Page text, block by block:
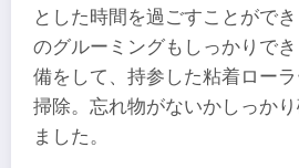
とした時間を過ごすことがで
のグルーミングもしっかりで
備をして、持参した粘着ロー
掃除。忘れ物がないかしっか
ました。